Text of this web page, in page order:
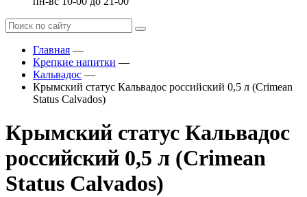
Главная —
Крепкие напитки —
Кальвадос —
Крымский статус Кальвадос российский 0,5 л (Crimean
Status Calvados)
Крымский статус Кальвадос
российский 0,5 л (Crimean
Status Calvados)